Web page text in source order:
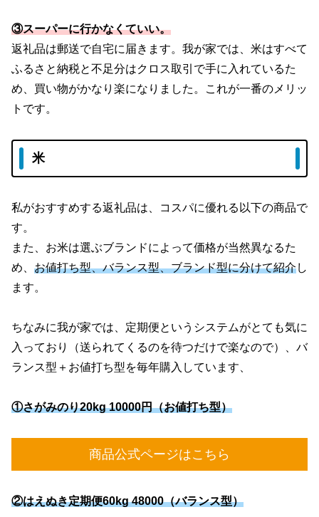
③スーパーに行かなくていい。
返礼品は郵送で自宅に届きます。我が家では、米はすべて
ふるさと納税と不足分はクロス取引で手に入れているた
め、買い物がかなり楽になりました。これが一番のメリッ
トです。
米
私がおすすめする返礼品は、コスパに優れる以下の商品で
す。
また、お米は選ぶブランドによって価格が当然異なるた
め、 お値打ち型、バランス型、ブランド型に分けて紹介し
ます。
ちなみに我が家では、定期便というシステムがとても気に
入っており（送られてくるのを待つだけで楽なので）、バ
ランス型＋お値打ち型を毎年購入しています、
①さがみのり20kg 10000円（お値打ち型）
商品公式ページはこちら
②はえぬき定期便60kg 48000（バランス型）